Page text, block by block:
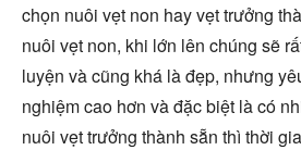
chọn nuôi vẹt non hay vẹt trưởng
nuôi vẹt non, khi lớn lên chúng sẽ
luyện và cũng khá là đẹp, nhưng
nghiệm cao hơn và đặc biệt là có
nuôi vẹt trưởng thành sẵn thì thời